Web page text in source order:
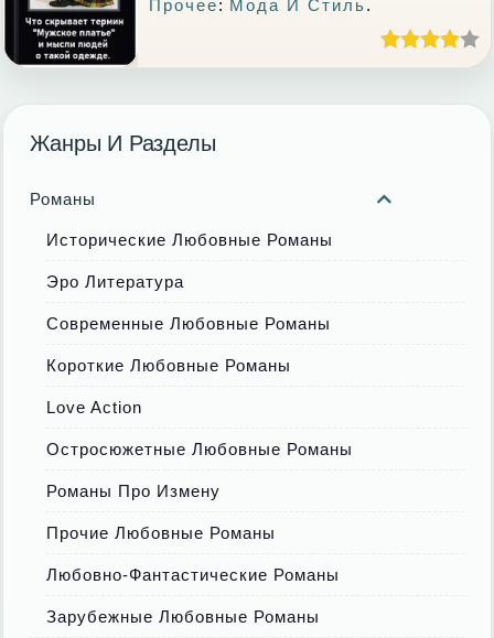
Прочее: Мода И Стиль.
Жанры И Разделы
Романы
Исторические Любовные Романы
Эро Литература
Современные Любовные Романы
Короткие Любовные Романы
Love Action
Остросюжетные Любовные Романы
Романы Про Измену
Прочие Любовные Романы
Любовно-Фантастические Романы
Зарубежные Любовные Романы